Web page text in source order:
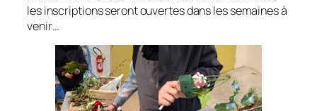
les inscriptions seront ouvertes dans les semaines à
venir…